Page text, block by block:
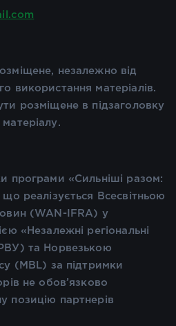
незалежно від
використання матеріалів.
розміщене в підзаголовку
програми «Сильніші разом:
реалізується Всесвітньою
(WAN-IFRA) у
«Незалежні регіональні
та Норвезькою
(MBL) за підтримки
не обов’язково
позицію партнерів